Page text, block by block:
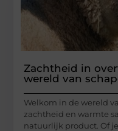
Zachtheid in
wereld van
Welkom in de wereld
zachtheid en warmte
natuurlijk product. Of